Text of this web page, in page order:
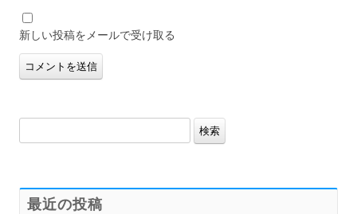
新しい投稿をメールで受け取る
索:
最近の投稿